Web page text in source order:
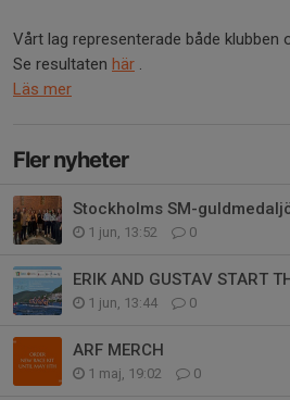
Vårt lag representerade både klubben
Se resultaten här .
Läs mer
Fler nyheter
Stockholms SM-
1 jun, 13:52 0
ERIK AND GUSTAV START
1 jun, 13:44 0
ARF MERCH
1 maj, 19:02 0